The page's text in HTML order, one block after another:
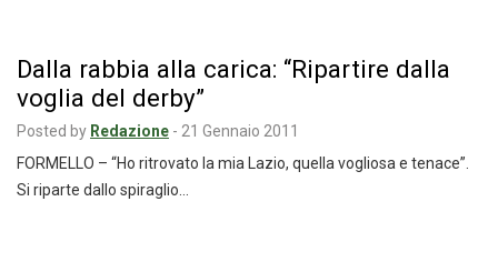
Dalla rabbia alla carica: “Ripartire dalla
voglia del derby”
Posted by Redazione - 21 Gennaio 2011
FORMELLO – “Ho ritrovato la mia Lazio, quella vogliosa e tenace”.
Si riparte dallo spiraglio…